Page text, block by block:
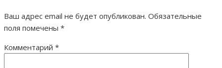
Ваш адрес email не будет опубликован. Обязательные
поля помечены *
Комментарий *